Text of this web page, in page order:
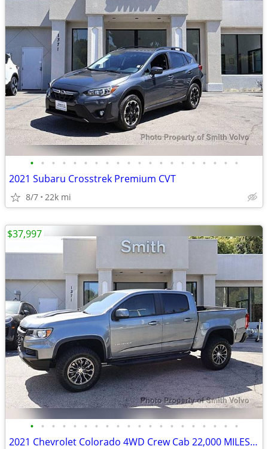
• • • • • • • • • • • • • • • • • • • •
2021 Subaru Crosstrek Premium CVT
8/7 22k mi
• • • • • • • • • • • • • • • • • • • •
2021 Chevrolet Colorado 4WD Crew Cab 22,000 MILES NEAR PERFECT WOW
$37,997